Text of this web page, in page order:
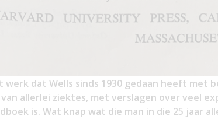
werk dat Wells sinds 1930 gedaan heeft met
allerlei ziektes, met verslagen over veel
is. Wat knap wat die man in die 25 jaar